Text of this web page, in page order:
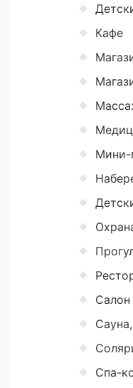
Кафе
Мини-
Салон
Спа-